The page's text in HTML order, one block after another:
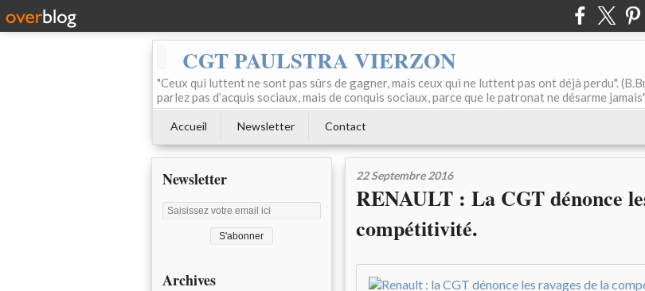
CGT PAULSTRA VIERZON
"Ceux qui luttent ne sont pas sûrs de gagner, mais ceux qui ne luttent pas ont déjà perdu".
parlez pas d’acquis sociaux, mais de conquis sociaux, parce que le patronat ne désarme
Accueil Newsletter Contact
Newsletter
Archives
22 Septembre 2016
RENAULT : La CGT dénonce
compétitivité.